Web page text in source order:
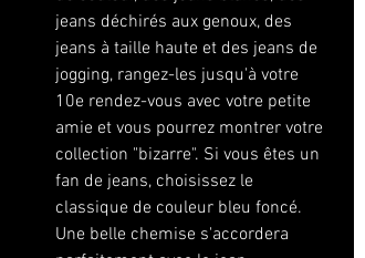
jeans déchirés aux genoux, des
jeans à taille haute et des jeans de
jogging, rangez-les jusqu'à votre
10e rendez-vous avec votre petite
amie et vous pourrez montrer votre
collection "bizarre". Si vous êtes un
fan de jeans, choisissez le
classique de couleur bleu foncé.
Une belle chemise s'accordera